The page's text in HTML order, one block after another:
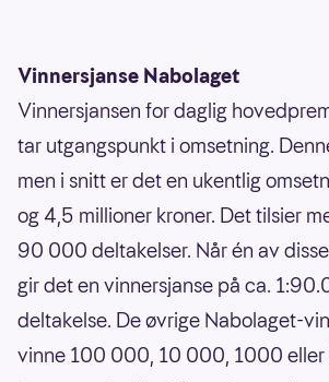
Vinnersjanse Nabolaget
Vinnersjansen for daglig
tar utgangspunkt i omsetning.
men i snitt er det en ukentlig
og 4,5 millioner kroner. Det tilsier
90 000 deltakelser. Når én av
gir det en vinnersjanse på ca.
deltakelse. De øvrige Nabolaget-
vinne 100 000, 10 000, 1000 eller